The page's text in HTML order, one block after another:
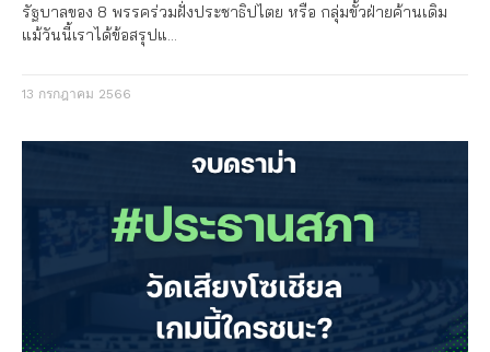
รัฐบาลของ 8 พรรคร่วมฝั่งประชาธิปไตย หรือ กลุ่มขั้วฝ่ายค้านเดิม
แม้วันนี้เราได้ข้อสรุปแ…
13 กรกฎาคม 2566